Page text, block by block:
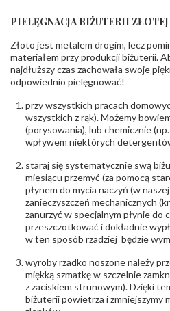
diamentów:
diamentów
(łącznie) :
Masa
diamentów
(łącznie):
Barwa:
Czystość:
POZOSTAŁE KAMIENIE
Rodzaje
kamieni
Liczba kamieni:
Szlif kamieni:
Masa kamieni
(łącznie):
Producent
odpowiedzialny:
WĘC-Twój
Suchan, ul.
679-
Bezpieczeństwo
Nie nadaje się dla
PIELĘGNACJA BIŻUTERII ZŁOTEJ
Złoto jest metalem drogim, lecz
materiałem przy produkcji biżuterii.
najdłuższy czas zachowała swoje
odpowiednio pielęgnować!
przy wszystkich pracach
wszystkich z rąk). Możemy
(porysowania), lub chemicznie
wpływem niektórych
staraj się systematycznie swą
miesiącu przemyć (za pomocą
płynem do mycia naczyń (w
zanieczyszczeń mechanicznych
zanurzyć w specjalnym płynie do
przeszczotkować i dokładnie
w ten sposób rzadziej będzie
wyroby rzadko noszone należy
miękką szmatkę w szczelnie
z zaciskiem strunowym). Dzięki
biżuterii powietrza i zmniejszymy